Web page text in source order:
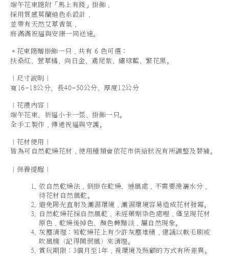
端午花束隨附「馬上有錢」掛飾，
採用質感莫蘭迪色系設計，
並帶有天然艾草香氣，
將滿滿祝福與安康一同送達。
＊花束隨贈掛飾一只，共有 6 色可選：
扶桑紅、萱草橘、向日金、鳶尾紫、繡球藍、繁花黑。
｜尺寸說明｜
寬16-18公分、長40-50公分、厚度12公分
｜花禮內容｜
端午花束、祈福小卡一張、掛飾一只。
全手工製作，傳遞祝福與守護。
｜花材使用｜
皆為可自然乾燥花材，使用種類會依花市供給狀況有所調整及替補。
｜保養提醒｜
依自然乾燥法，倒掛在乾燥、通風處，不需要澆灑水分，
待花材自然風乾。
避免陽光直射及潮濕環境，潮濕環境容易造成花材發霉。
自然乾燥花採自然風乾，未經藥劑染色處哩，僅呈現花材
原色，乾燥後掉色、顏色轉黯淡，屬自然現象。
灰塵清理：若乾燥花上有少許灰塵堆積，建議以軟毛刷或
吹風機（記得開弱風）來清理。
賞玩期限：3個月至1年，視環境及照顧的方式有所差異。